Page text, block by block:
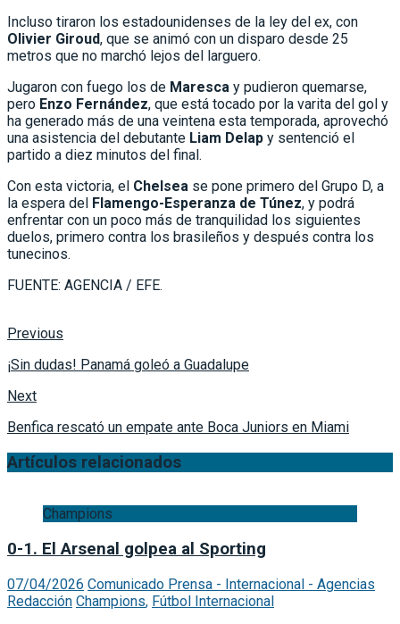
Incluso tiraron los estadounidenses de la ley del ex, con
Olivier Giroud, que se animó con un disparo desde 25
metros que no marchó lejos del larguero.
Jugaron con fuego los de Maresca y pudieron quemarse,
pero Enzo Fernández, que está tocado por la varita del gol y
ha generado más de una veintena esta temporada, aprovechó
una asistencia del debutante Liam Delap y sentenció el
partido a diez minutos del final.
Con esta victoria, el Chelsea se pone primero del Grupo D, a
la espera del Flamengo-Esperanza de Túnez, y podrá
enfrentar con un poco más de tranquilidad los siguientes
duelos, primero contra los brasileños y después contra los
tunecinos.
FUENTE: AGENCIA / EFE.
Previous
¡Sin dudas! Panamá goleó a Guadalupe
Next
Benfica rescató un empate ante Boca Juniors en Miami
Artículos relacionados
Champions
0-1. El Arsenal golpea al Sporting
07/04/2026 Comunicado Prensa - Internacional - Agencias
Redacción Champions, Fútbol Internacional